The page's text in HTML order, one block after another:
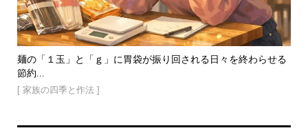
麺の「１玉」と「ｇ」に胃袋が振り回される日々を終わらせる
節約...
[ 家族の四季と作法 ]